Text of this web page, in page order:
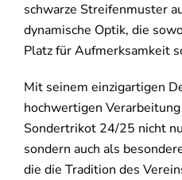
schwarze Streifenmuster
dynamische Optik, die
Platz für Aufmerksamkeit
Mit seinem einzigartigen
hochwertigen
Sondertrikot 24/25 nicht
sondern auch als
die die Tradition des